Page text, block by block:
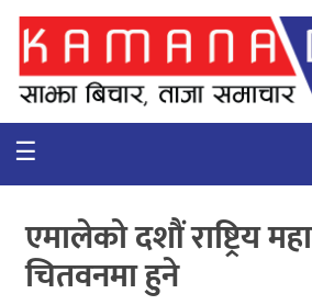
गृहपृष्ठ
समाचार
कुटनिती
कुराकानी
☰
एमालेको दशौं राष्ट्रिय
चितवनमा हुने